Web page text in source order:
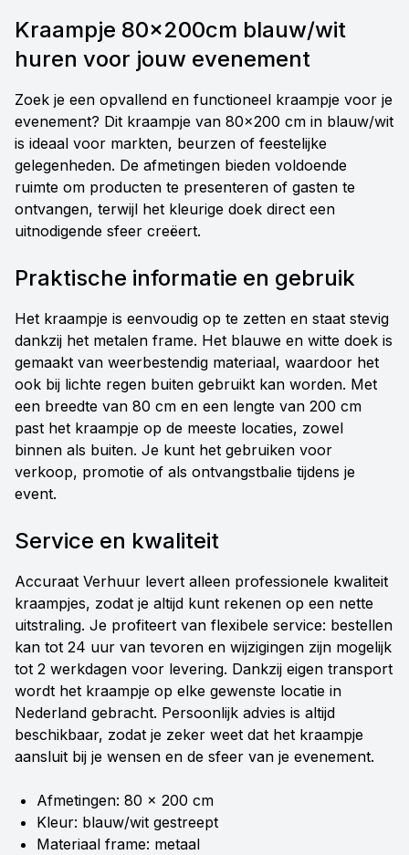
Kraampje 80x200cm blauw/wit
huren voor jouw evenement
Zoek je een opvallend en functioneel kraampje voor je
evenement? Dit kraampje van 80x200 cm in blauw/wit
is ideaal voor markten, beurzen of feestelijke
gelegenheden. De afmetingen bieden voldoende
ruimte om producten te presenteren of gasten te
ontvangen, terwijl het kleurige doek direct een
uitnodigende sfeer creëert.
Praktische informatie en gebruik
Het kraampje is eenvoudig op te zetten en staat stevig
dankzij het metalen frame. Het blauwe en witte doek is
gemaakt van weerbestendig materiaal, waardoor het
ook bij lichte regen buiten gebruikt kan worden. Met
een breedte van 80 cm en een lengte van 200 cm
past het kraampje op de meeste locaties, zowel
binnen als buiten. Je kunt het gebruiken voor
verkoop, promotie of als ontvangstbalie tijdens je
event.
Service en kwaliteit
Accuraat Verhuur levert alleen professionele kwaliteit
kraampjes, zodat je altijd kunt rekenen op een nette
uitstraling. Je profiteert van flexibele service: bestellen
kan tot 24 uur van tevoren en wijzigingen zijn mogelijk
tot 2 werkdagen voor levering. Dankzij eigen transport
wordt het kraampje op elke gewenste locatie in
Nederland gebracht. Persoonlijk advies is altijd
beschikbaar, zodat je zeker weet dat het kraampje
aansluit bij je wensen en de sfeer van je evenement.
Afmetingen: 80 x 200 cm
Kleur: blauw/wit gestreept
Materiaal frame: metaal